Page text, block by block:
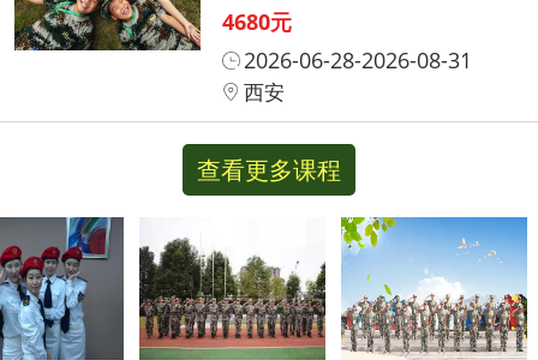
4680元
2026-06-28-2026-08-31
西安
查看更多课程